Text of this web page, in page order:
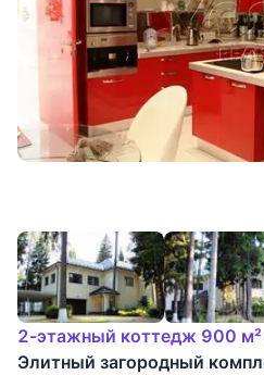
2-этажный коттедж 900 м²
Элитный загородный